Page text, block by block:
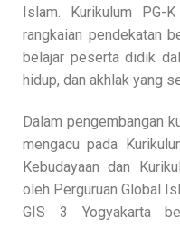
Islam. Kurikulum PG-
rangkaian pendekatan
belajar peserta didik
hidup, dan akhlak yang
Dalam pengembangan
mengacu pada
Kebudayaan dan
oleh Perguruan Global
GIS 3 Yogyakarta